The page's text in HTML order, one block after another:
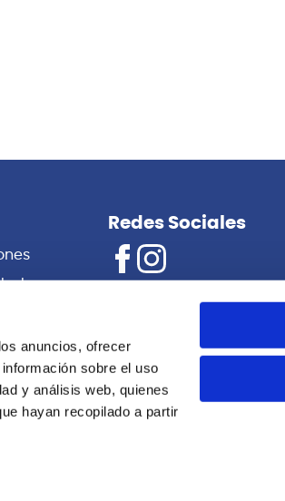
anuncios, ofrecer
sobre el uso
y análisis web, quienes
hayan recopilado a partir